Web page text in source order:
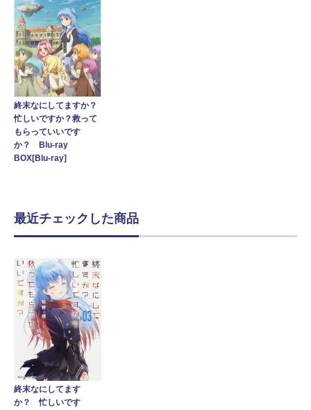
終末なにしてますか？
忙しいですか？救って
もらっていいです
か？ Blu-ray
BOX[Blu-ray]
最近チェックした商品
終末なにしてます
か？ 忙しいです